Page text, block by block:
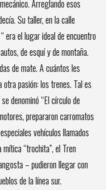
Arreglando esos
Su taller, en la calle
era el lugar ideal de encuentro
de esquí y de montaña.
de mate. A cuántos les
pasión: los trenes. Tal es
denominó “El círculo de
prepararon carromatos
vehículos llamados
“trochita”, el Tren
– pudieron llegar con
de la línea sur.